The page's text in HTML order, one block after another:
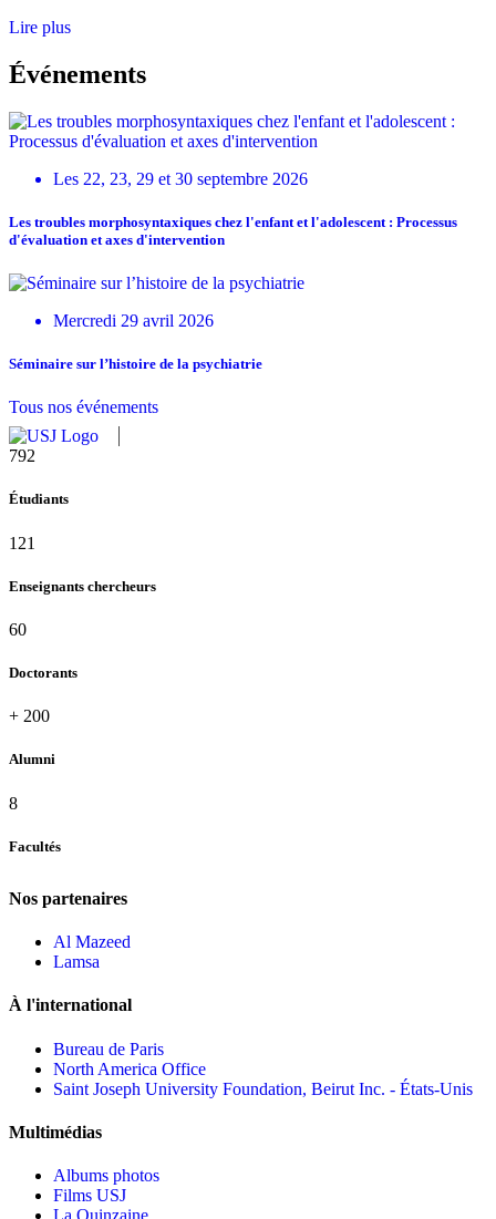
Lire plus
Événements
Les 22, 23, 29 et 30 septembre 2026
Les troubles morphosyntaxiques chez l'enfant et l'adolescent : Processus
d'évaluation et axes d'intervention
Mercredi 29 avril 2026
Séminaire sur l’histoire de la psychiatrie
Tous nos événements
864
Étudiants
121
Enseignants chercheurs
60
Doctorants
+ 200
Alumni
8
Facultés
Nos partenaires
Al Mazeed
Lamsa
À l'international
Bureau de Paris
North America Office
Saint Joseph University Foundation, Beirut Inc. - États-Unis
Multimédias
Albums photos
Films USJ
La Quinzaine